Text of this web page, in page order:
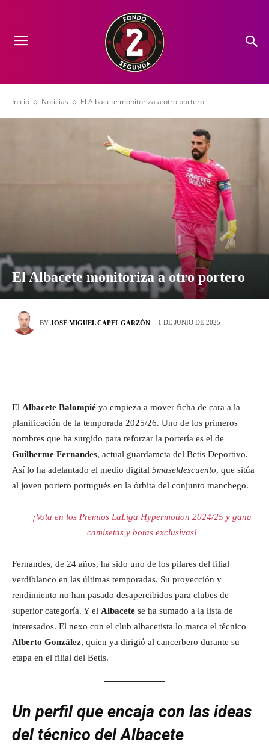
Inicio Noticias El Albacete monitoriza a otro portero
El Albacete monitoriza a otro portero
BY JOSÉ MIGUEL CAPEL GARZÓN 1 DE JUNIO DE 2025
El Albacete Balompié ya empieza a mover ficha de cara a la
planificación de la temporada 2025/26. Uno de los primeros
nombres que ha surgido para reforzar la portería es el de
Guilherme Fernandes, actual guardameta del Betis Deportivo.
Así lo ha adelantado el medio digital 5maseldescuento, que sitúa
al joven portero portugués en la órbita del conjunto manchego.
¡Vota en los Premios LaLiga Hypermotion 2024/25 y gana
camisetas y botas exclusivas!
Fernandes, de 24 años, ha sido uno de los pilares del filial
verdiblanco en las últimas temporadas. Su proyección y
rendimiento no han pasado desapercibidos para clubes de
superior categoría. Y el Albacete se ha sumado a la lista de
interesados. El nexo con el club albacetista lo marca el técnico
Alberto González, quien ya dirigió al cancerbero durante su
etapa en el filial del Betis.
Un perfil que encaja con las ideas
del técnico del Albacete